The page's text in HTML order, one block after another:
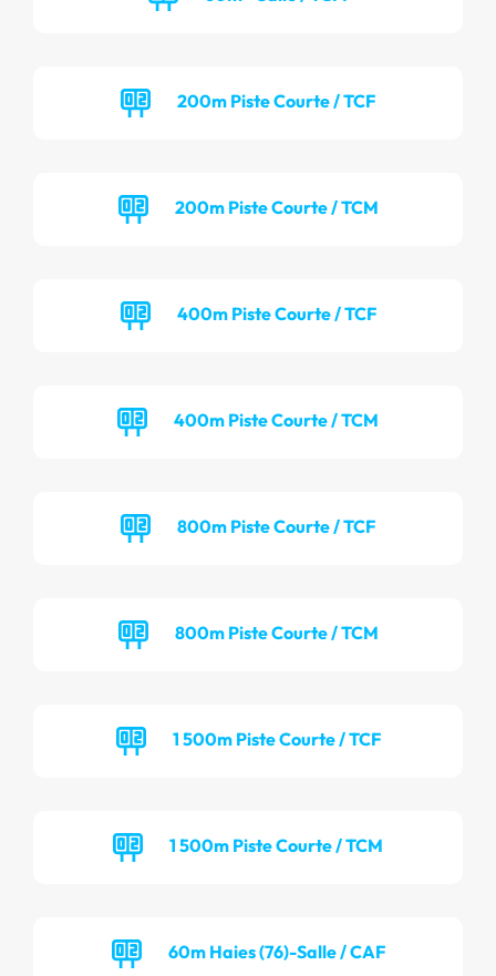
200m Piste Courte / TCF
200m Piste Courte / TCM
400m Piste Courte / TCF
400m Piste Courte / TCM
800m Piste Courte / TCF
800m Piste Courte / TCM
1 500m Piste Courte / TCF
1 500m Piste Courte / TCM
60m Haies (76)-Salle / CAF